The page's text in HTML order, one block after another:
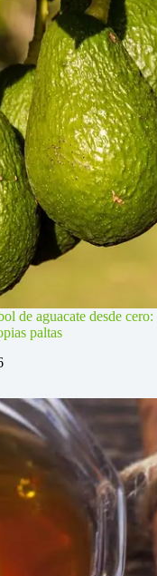
de aguacate desde
paltas